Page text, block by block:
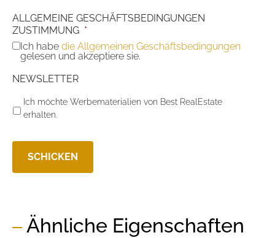
ALLGEMEINE GESCHÄFTSBEDINGUNGEN
ZUSTIMMUNG *
Ich habe die Allgemeinen Geschäftsbedingungen
gelesen und akzeptiere sie.
NEWSLETTER
Ich möchte Werbematerialien von Best RealEstate
erhalten.
Ähnliche Eigenschaften